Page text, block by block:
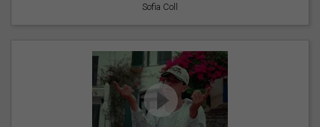
Sofia Coll